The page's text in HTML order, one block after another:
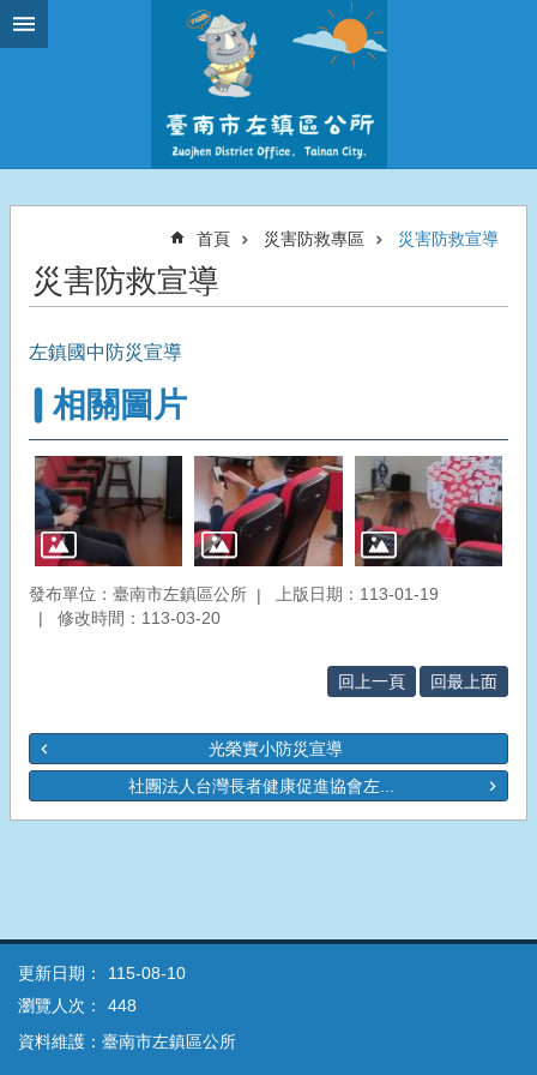
跳到主要內容區塊
首頁 災害防救專區 災害防救宣導
災害防救宣導
左鎮國中防災宣導
相關圖片
發布單位：臺南市左鎮區公所
上版日期：113-01-19
修改時間：113-03-20
回上一頁 回最上面
光榮實小防災宣導
社團法人台灣長者健康促進協會左...
更新日期：
115-08-10
瀏覽人次：
448
資料維護：臺南市左鎮區公所